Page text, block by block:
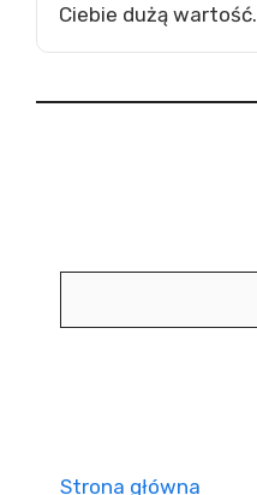
Ciebie dużą wartość.
Strona główna